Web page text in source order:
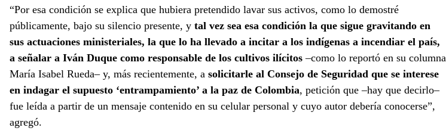
“Por esa condición se explica que hubiera pretendido lavar sus activos, como lo demostré
públicamente, bajo su silencio presente, y tal vez sea esa condición la que sigue gravitando en
sus actuaciones ministeriales, la que lo ha llevado a incitar a los indígenas a incendiar el país,
a señalar a Iván Duque como responsable de los cultivos ilícitos –como lo reportó en su columna
María Isabel Rueda– y, más recientemente, a solicitarle al Consejo de Seguridad que se interese
en indagar el supuesto ‘entrampamiento’ a la paz de Colombia, petición que –hay que decirlo–
fue leída a partir de un mensaje contenido en su celular personal y cuyo autor debería conocerse”,
agregó.